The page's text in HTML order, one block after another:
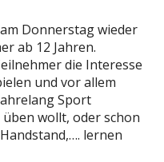
Donnerstag wieder
ab 12 Jahren.
die Interesse
und vor allem
Sport
wollt, oder schon
lernen